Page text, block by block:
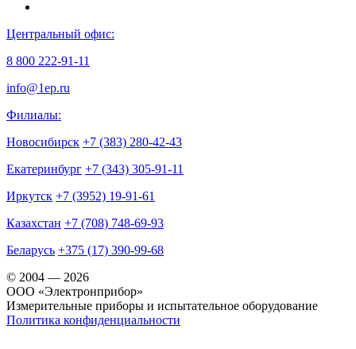
Центральный офис:
8 800 222-91-11
info@1ep.ru
Филиалы:
Новосибирск +7 (383) 280-42-43
Екатеринбург +7 (343) 305-91-11
Иркутск +7 (3952) 19-91-61
Казахстан +7 (708) 748-69-93
Беларусь +375 (17) 390-99-68
© 2004 — 2026
OOO «Электронприбор»
Измерительные приборы и испытательное оборудование
Политика конфиденциальности